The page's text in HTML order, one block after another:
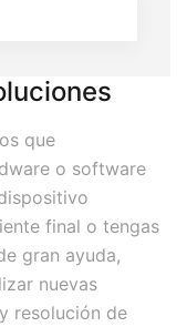
que
o software
final o tengas
gran ayuda,
nuevas
resolución de